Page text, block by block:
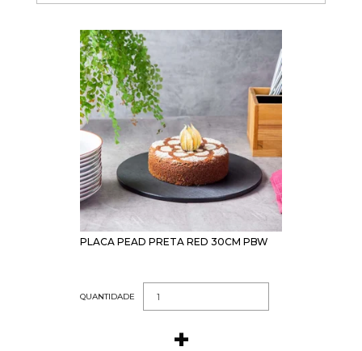
PLACA PEAD PRETA RED 30CM PBW
QUANTIDADE